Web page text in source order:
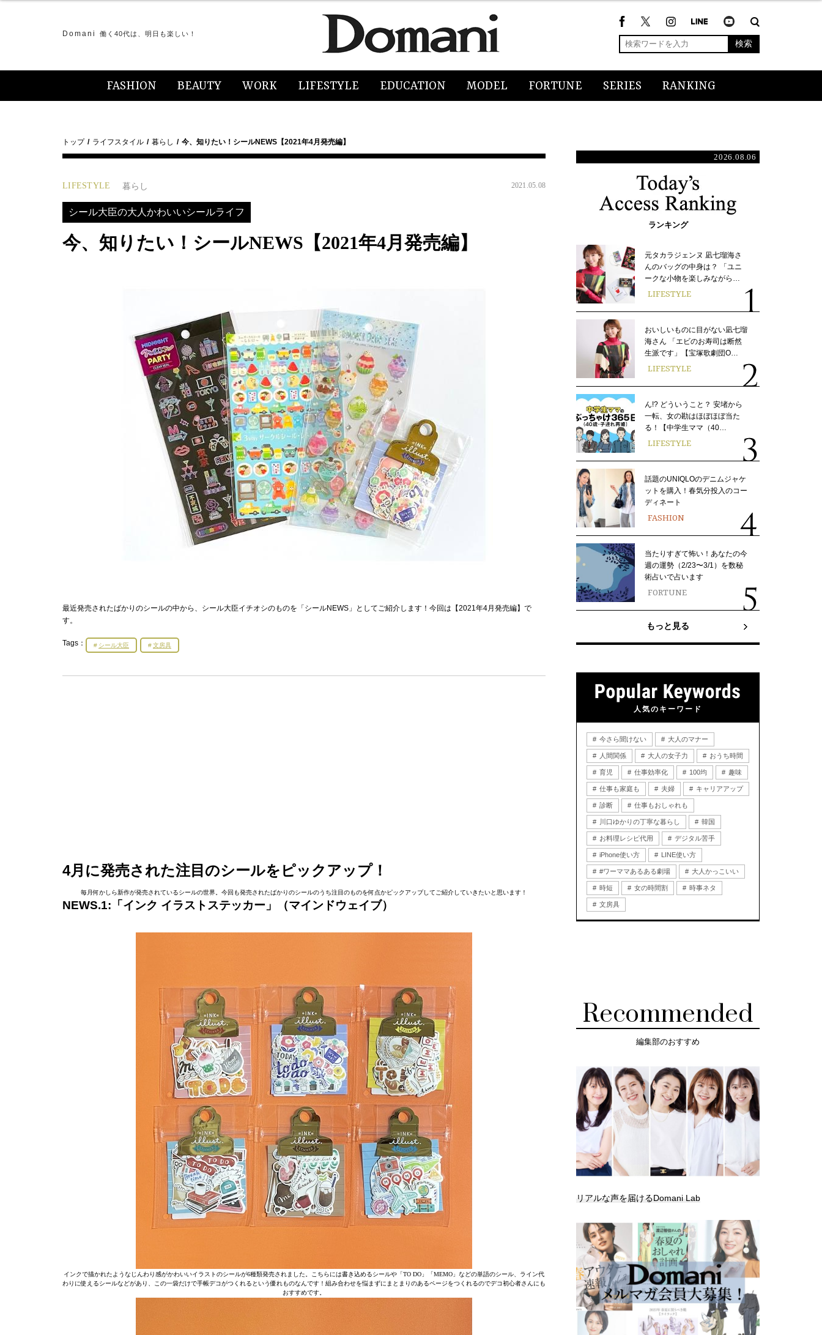
Domani 働く40代は、明日も楽しい！
検索
FASHION BEAUTY WORK LIFESTYLE EDUCATION MODEL FORTUNE SERIES RANKING
トップ ライフスタイル 暮らし 今、知りたい！シールNEWS【2021年4月発売編】
LIFESTYLE 暮らし 2021.05.08
シール大臣の大人かわいいシールライフ
今、知りたい！シールNEWS【2021年4月発売編】
最近発売されたばかりのシールの中から、シール大臣イチオシのものを「シールNEWS」としてご紹介します！今回は【2021年4月発売編】で
す。
Tags： シール大臣 文房具
4月に発売された注目のシールをピックアップ！
毎月何かしら新作が発売されているシールの世界。今回も発売されたばかりのシールのうち注目のものを何点かピックアップしてご紹介していきたいと思います！
NEWS.1:「インク イラストステッカー」（マインドウェイブ）
インクで描かれたようなじんわり感がかわいいイラストのシールが6種類発売されました。こちらには書き込めるシールや「TO DO」「MEMO」などの単語のシール、ライン代
わりに使えるシールなどがあり、この一袋だけで手帳デコがつくれるという優れものなんです！組み合わせを悩まずにまとまりのあるページをつくれるのでデコ初心者さんにも
おすすめです。
2026.08.06
ランキング
元タカラジェンヌ 凪七瑠海さ
んのバッグの中身は？ 「ユニ
ークな小物を楽しみながら…
LIFESTYLE
おいしいものに目がない凪七瑠
海さん 「エビのお寿司は断然
生派です」【宝塚歌劇団O…
LIFESTYLE
ん!? どういうこと？ 安堵から
一転、女の勘はほぼほぼ当た
る！【中学生ママ（40…
LIFESTYLE
話題のUNIQLOのデニムジャケ
ットを購入！春気分投入のコー
ディネート
FASHION
当たりすぎて怖い！あなたの今
週の運勢（2/23〜3/1）を数秘
術占いで占います
FORTUNE
もっと見る
人気のキーワード
今さら聞けない 大人のマナー
人間関係 大人の女子力 おうち時間
育児 仕事効率化 100均 趣味
仕事も家庭も 夫婦 キャリアアップ
診断 仕事もおしゃれも
川口ゆかりの丁寧な暮らし 韓国
お料理レシピ代用 デジタル苦手
iPhone使い方 LINE使い方
#ワーママあるある劇場 大人かっこいい
時短 女の時間割 時事ネタ
文房具
Recommended
編集部のおすすめ
リアルな声を届けるDomani Lab